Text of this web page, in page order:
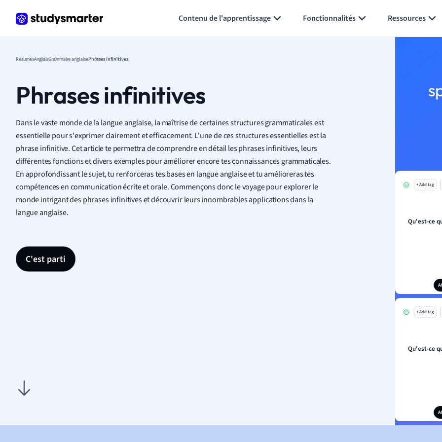
Contenu de l'apprentissage Fonctionnalités Ressources
ResumesAnglaisGrammaire anglaisePhrases infinitives
Phrases infinitives
Dans le vaste monde de la langue anglaise, la maîtrise de certaines structures grammaticales est
essentielle pour s'exprimer clairement et efficacement. L'une de ces structures essentielles est la
phrase infinitive. Cet article te permettra de comprendre en détail les phrases infinitives, leurs
différentes fonctions et divers exemples pour améliorer encore tes connaissances grammaticales.
En approfondissant le sujet, tu renforceras tes bases en langue anglaise et tu amélioreras tes
compétences en communication écrite et orale. Commençons donc le voyage pour explorer le
monde intrigant des phrases infinitives et découvrir leurs innombrables applications dans la
langue anglaise.
C'est parti
+ Add tag
Qu'est-ce
+ Add tag
Qu'est-ce